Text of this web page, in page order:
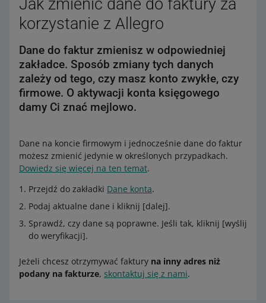
Jak zmienić dane do faktury za
korzystanie z Allegro
Dane do faktur zmienisz w odpowiedniej
zakładce. Sposób zmiany tych danych
zależy od tego, czy masz konto zwykłe, czy
firmowe. O aktywacji konta księgowego
damy Ci znać mejlowo.
Dane na koncie firmowym i jednocześnie dane do faktur
możesz zmienić jedynie w określonych przypadkach.
Dowiedz się więcej na ten temat.
Przejdź do zakładki Dane konta.
Podaj aktualne dane i kliknij [dalej].
Sprawdź, czy dane są poprawne. Jeśli tak, kliknij [wyślij
do weryfikacji].
Jeżeli chcesz otrzymywać faktury na inny adres niż
podany na fakturze, skontaktuj się z nami.